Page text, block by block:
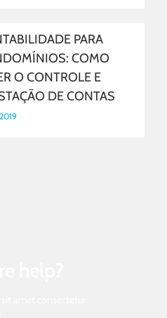
PARA
COMO
O CONTROLE E
DE CONTAS